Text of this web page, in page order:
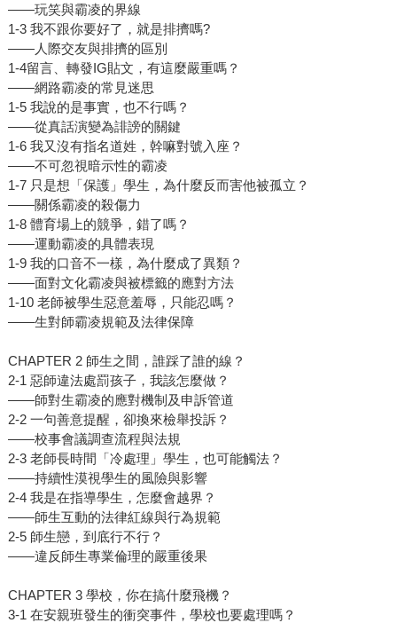
——玩笑與霸凌的界線
1-3 我不跟你要好了，就是排擠嗎?
——人際交友與排擠的區別
1-4留言、轉發IG貼文，有這麼嚴重嗎？
——網路霸凌的常見迷思
1-5 我說的是事實，也不行嗎？
——從真話演變為誹謗的關鍵
1-6 我又沒有指名道姓，幹嘛對號入座？
——不可忽視暗示性的霸凌
1-7 只是想「保護」學生，為什麼反而害他被孤立？
——關係霸凌的殺傷力
1-8 體育場上的競爭，錯了嗎？
——運動霸凌的具體表現
1-9 我的口音不一樣，為什麼成了異類？
——面對文化霸凌與被標籤的應對方法
1-10 老師被學生惡意羞辱，只能忍嗎？
——生對師霸凌規範及法律保障
CHAPTER 2 師生之間，誰踩了誰的線？
2-1 惡師違法處罰孩子，我該怎麼做？
——師對生霸凌的應對機制及申訴管道
2-2 一句善意提醒，卻換來檢舉投訴？
——校事會議調查流程與法規
2-3 老師長時間「冷處理」學生，也可能觸法？
——持續性漠視學生的風險與影響
2-4 我是在指導學生，怎麼會越界？
——師生互動的法律紅線與行為規範
2-5 師生戀，到底行不行？
——違反師生專業倫理的嚴重後果
CHAPTER 3 學校，你在搞什麼飛機？
3-1 在安親班發生的衝突事件，學校也要處理嗎？